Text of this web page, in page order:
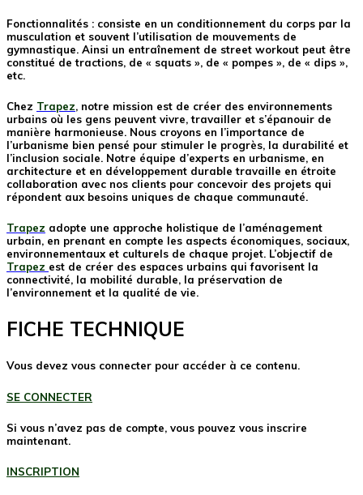
Fonctionnalités : consiste en un conditionnement du corps par la
musculation et souvent l’utilisation de mouvements de
gymnastique. Ainsi un entraînement de street workout peut être
constitué de tractions, de « squats », de « pompes », de « dips »,
etc.
Chez Trapez, notre mission est de créer des environnements
urbains où les gens peuvent vivre, travailler et s’épanouir de
manière harmonieuse. Nous croyons en l’importance de
l’urbanisme bien pensé pour stimuler le progrès, la durabilité et
l’inclusion sociale. Notre équipe d’experts en urbanisme, en
architecture et en développement durable travaille en étroite
collaboration avec nos clients pour concevoir des projets qui
répondent aux besoins uniques de chaque communauté.
Trapez adopte une approche holistique de l’aménagement
urbain, en prenant en compte les aspects économiques, sociaux,
environnementaux et culturels de chaque projet. L’objectif de
Trapez est de créer des espaces urbains qui favorisent la
connectivité, la mobilité durable, la préservation de
l’environnement et la qualité de vie.
FICHE TECHNIQUE
Vous devez vous connecter pour accéder à ce contenu.
SE CONNECTER
Si vous n’avez pas de compte, vous pouvez vous inscrire
maintenant.
INSCRIPTION